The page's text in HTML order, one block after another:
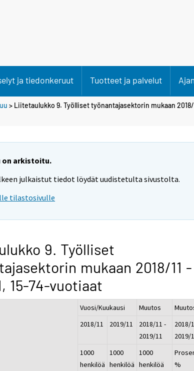
ja tiedonkeruut Tuotteet ja palvelut
> Liitetaulukko 9. Työlliset työnantajasektorin mukaan 2018/
on arkistoitu.
julkaistut tiedot löydät uudistetulta sivustolta.
tilastosivulle
9. Työlliset
mukaan 2018/11 -
15-74-vuotiaat
Vuosi/Kuukausi Muutos
2018/11
2019/11
2018/11 -
2019/11
2018/
2019/
1000
henkilöä
1000
henkilöä
1000
henkilöä
%